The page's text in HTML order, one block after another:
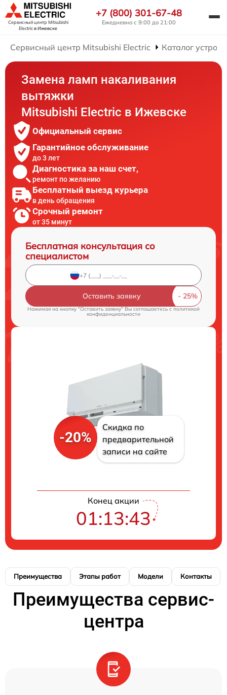
Сервисный центр Mitsubishi
Electricв Ижевске
+7 (800) 301-67-48
Ежедневно с 9:00 до 21:00
Сервисный центр Mitsubishi Electric Каталог
Замена ламп накаливания
вытяжки
Mitsubishi Electric в Ижевске
Официальный сервис
Гарантийное обслуживание
до 3 лет
Диагностика за наш счет,
ремонт по желанию
Бесплатный выезд курьера
в день обращения
Срочный ремонт
от 35 минут
Бесплатная консультация со
специалистом
Оставить заявку
Нажимая на кнопку "Оставить заявку" Вы соглашаетесь c политикой
конфиденциальности
-20%
Скидка по
предварительной
записи на сайте
Конец акции
01:13:42
Преимущества Этапы работ Модели Контакты
Преимущества сервис-
центра